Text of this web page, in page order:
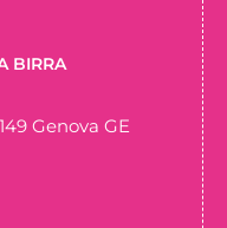
BIRRA
Genova GE